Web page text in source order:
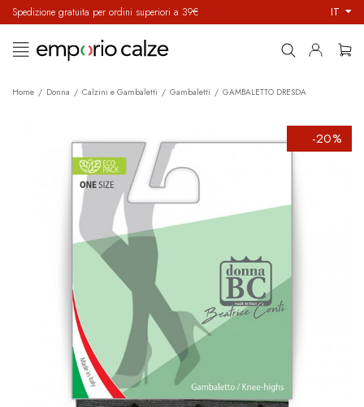
Spedizione gratuita per ordini superiori a 39€ IT
navigazione
Toggle
☰
Home Donna Calzini e Gambaletti Gambaletti GAMBALETTO DRESDA
-20%